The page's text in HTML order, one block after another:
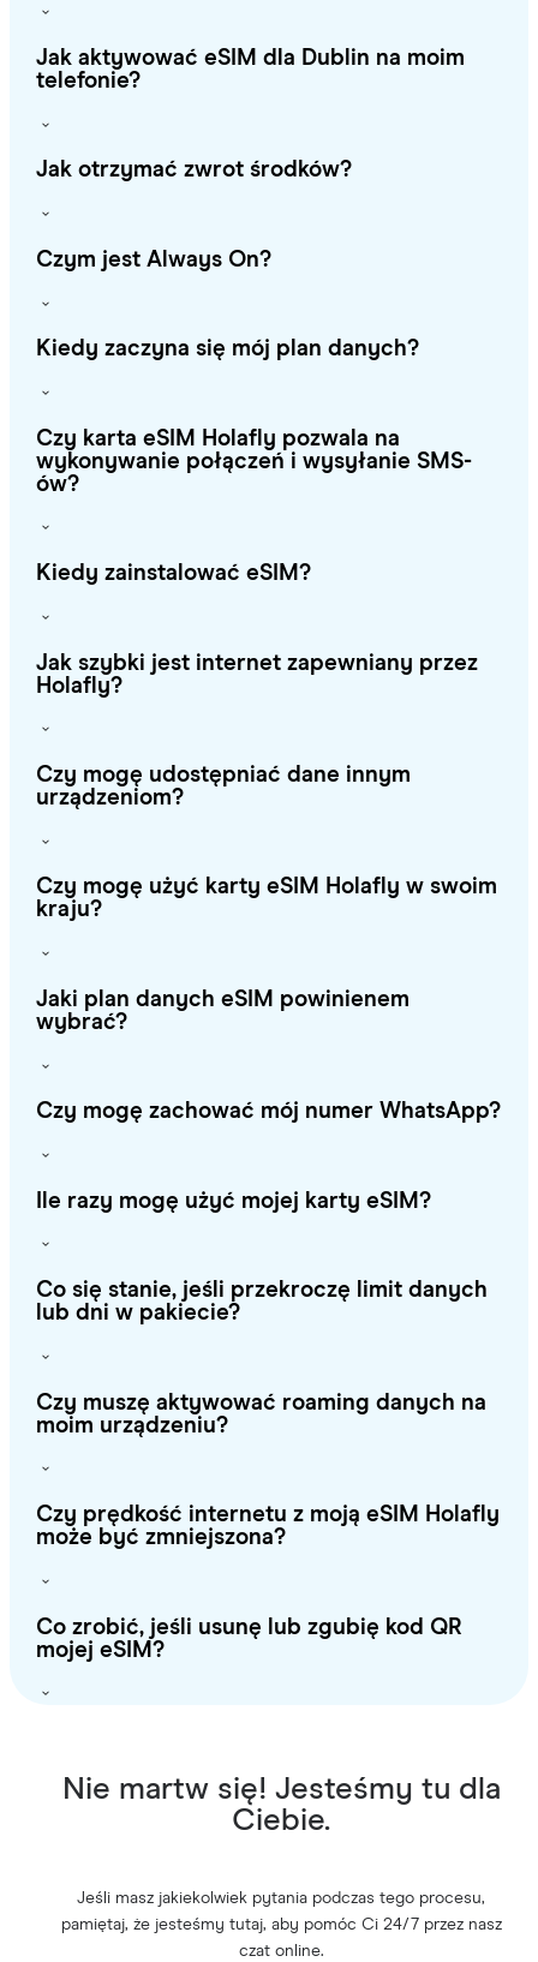
Jak aktywować eSIM dla Dublin na moim
telefonie?
Jak otrzymać zwrot środków?
Czym jest Always On?
Kiedy zaczyna się mój plan danych?
Czy karta eSIM Holafly pozwala na
wykonywanie połączeń i wysyłanie SMS-
ów?
Kiedy zainstalować eSIM?
Jak szybki jest internet zapewniany przez
Holafly?
Czy mogę udostępniać dane innym
urządzeniom?
Czy mogę użyć karty eSIM Holafly w swoim
kraju?
Jaki plan danych eSIM powinienem
wybrać?
Czy mogę zachować mój numer WhatsApp?
Ile razy mogę użyć mojej karty eSIM?
Co się stanie, jeśli przekroczę limit danych
lub dni w pakiecie?
Czy muszę aktywować roaming danych na
moim urządzeniu?
Czy prędkość internetu z moją eSIM Holafly
może być zmniejszona?
Co zrobić, jeśli usunę lub zgubię kod QR
mojej eSIM?
Nie martw się! Jesteśmy tu dla
Ciebie.
Jeśli masz jakiekolwiek pytania podczas tego procesu,
pamiętaj, że jesteśmy tutaj, aby pomóc Ci 24/7 przez nasz
czat online.